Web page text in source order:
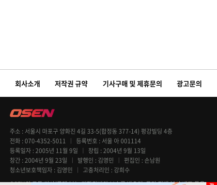
회사소개 저작권 규약 기사구매 및 제휴문의 광고문의
주소
서울시 마포구 양화진 4길 33-5(합정동 377-14) 평강빌딩 4층
전화 070-4352-5011 등록번호
서울 아 001114
등록일자 2005년 11월 9일 창립 2004년 9월 13일
창간 2004년 9월 23일 발행인 김영민 편집인
손남원
청소년보호책임자 김영민 고충처리인
강희수